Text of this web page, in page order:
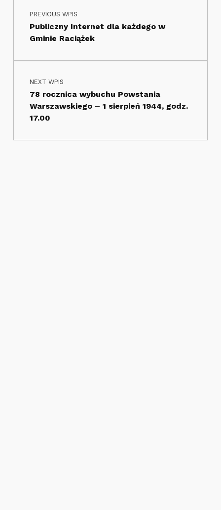
PREVIOUS WPIS
Publiczny Internet dla każdego w
Gminie Raciążek
NEXT WPIS
78 rocznica wybuchu Powstania
Warszawskiego – 1 sierpień 1944, godz.
17.00